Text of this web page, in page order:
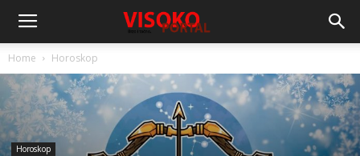
Home Horoskop
Horoskop